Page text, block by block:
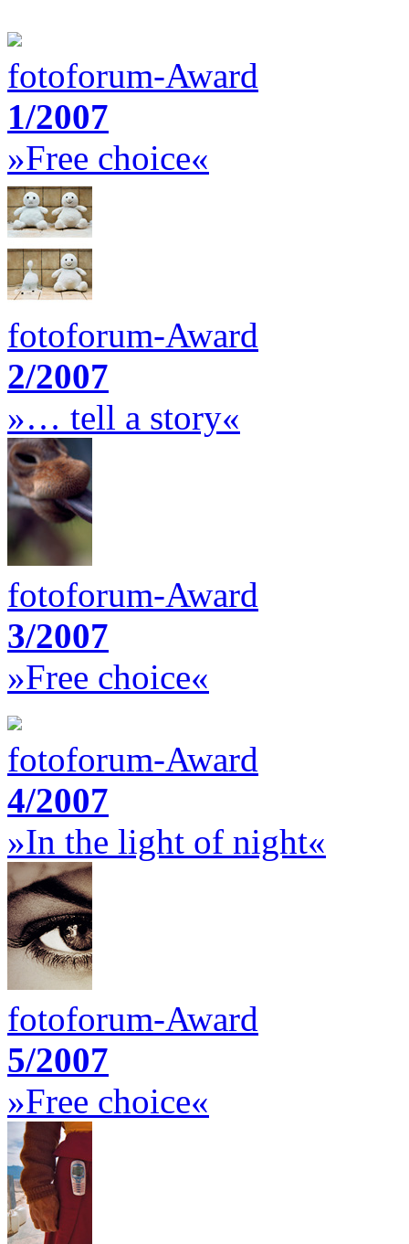
fotoforum-Award
1/2007
»Free choice«
fotoforum-Award
2/2007
»… tell a story«
fotoforum-Award
3/2007
»Free choice«
fotoforum-Award
4/2007
»In the light of night«
fotoforum-Award
5/2007
»Free choice«